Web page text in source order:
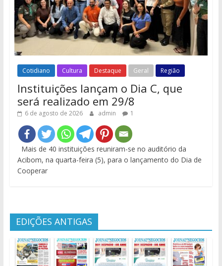
Cotidiano Cultura Destaque Geral Região
Instituições lançam o Dia C, que
será realizado em 29/8
6 de agosto de 2026 admin 1
Mais de 40 instituições reuniram-se no auditório da
Acibom, na quarta-feira (5), para o lançamento do Dia de
Cooperar
EDIÇÕES ANTIGAS